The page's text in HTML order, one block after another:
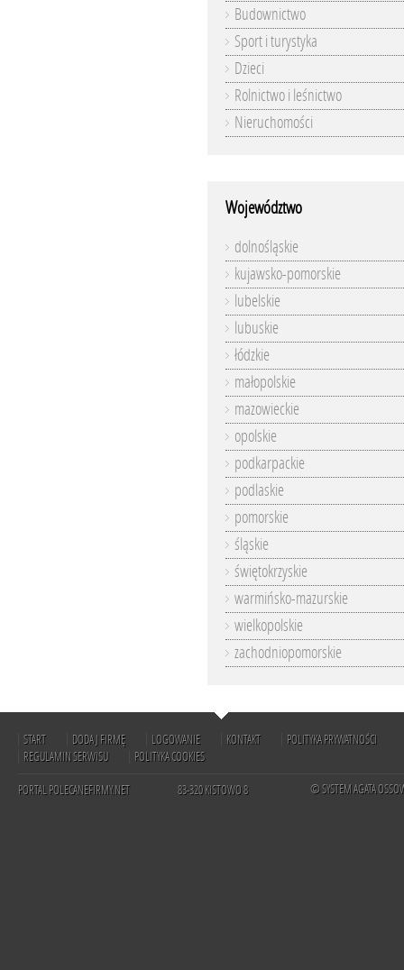
Budownictwo
Sport i turystyka
Dzieci
Rolnictwo i leśnictwo
Nieruchomości
Województwo
dolnośląskie
kujawsko-pomorskie
lubelskie
lubuskie
łódzkie
małopolskie
mazowieckie
opolskie
podkarpackie
podlaskie
pomorskie
śląskie
świętokrzyskie
warmińsko-mazurskie
wielkopolskie
zachodniopomorskie
START DODAJ FIRMĘ LOGOWANIE KONTAKT
POLITYKA PRYWATNOŚCI
REGULAMIN SERWISU
POLITYKA COOKIES
PORTAL POLECANEFIRMY.NET 83-320 KISTOWO 8 © SYSTEM AGATA